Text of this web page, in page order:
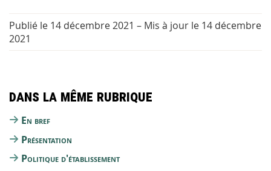
Publié le 14 décembre 2021 – Mis à jour le 14 décembre
2021
Dans la même rubrique
En bref
Présentation
Politique d'établissement